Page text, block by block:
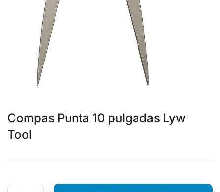
Compas Punta 10 pulgadas Lyw
Tool